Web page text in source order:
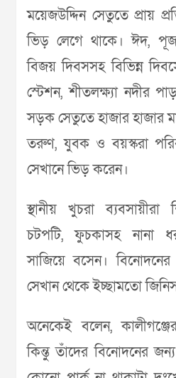
ময়েজউদ্দিন সেতুতে প্রায়
ভিড় লেগে থাকে। ঈদ,
বিজয় দিবসসহ বিভিন্ন
স্টেশন, শীতলক্ষ্যা নদীর
সড়ক সেতুতে হাজার হাজার
তরুণ, যুবক ও বয়স্করা
সেখানে ভিড় করেন।
স্থানীয় খুচরা
চটপটি, ফুচকাসহ নানা
সাজিয়ে বসেন। বিনোদনের
সেখান থেকে ইচ্ছামতো
অনেকেই বলেন,
কিন্তু তাঁদের বিনোদনের